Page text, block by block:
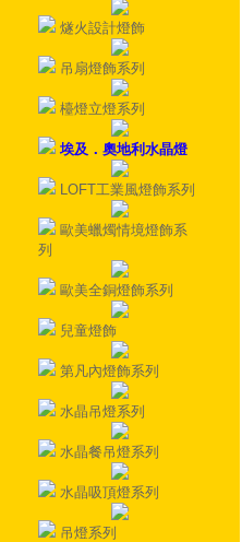
燧火設計燈飾
吊扇燈飾系列
檯燈立燈系列
埃及．奧地利水晶燈
LOFT工業風燈飾系列
歐美蠟燭情境燈飾系
列
歐美全銅燈飾系列
兒童燈飾
第凡內燈飾系列
水晶吊燈系列
水晶餐吊燈系列
水晶吸頂燈系列
吊燈系列